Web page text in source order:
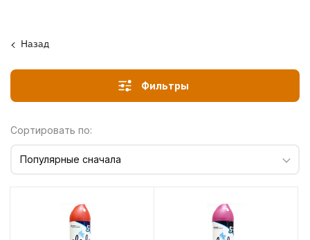
Назад
Фильтры
Сортировать по:
Популярные сначала